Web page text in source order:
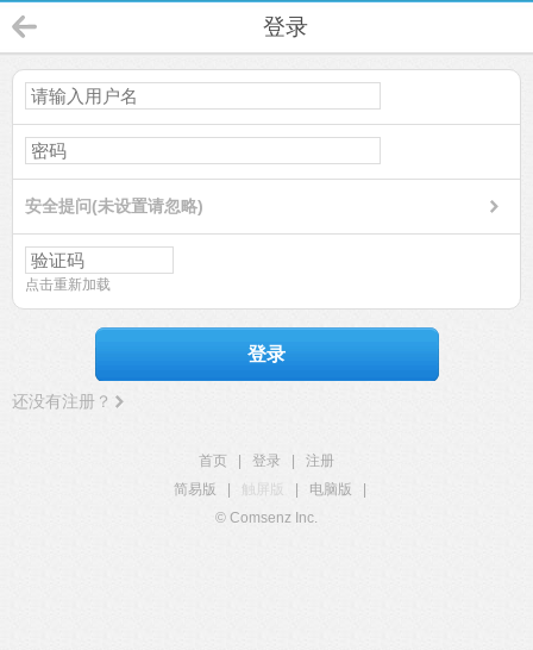
登录
安全提问(未设置请忽略)
点击重新加载
登录
还没有注册？
首页 登录
注册
简易版
触屏版 电脑版
© Comsenz Inc.